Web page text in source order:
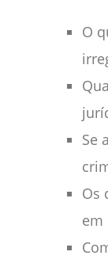
O
Se
Os
em